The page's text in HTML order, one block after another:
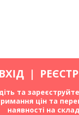
ВХІД |
та
цін та
наявності на